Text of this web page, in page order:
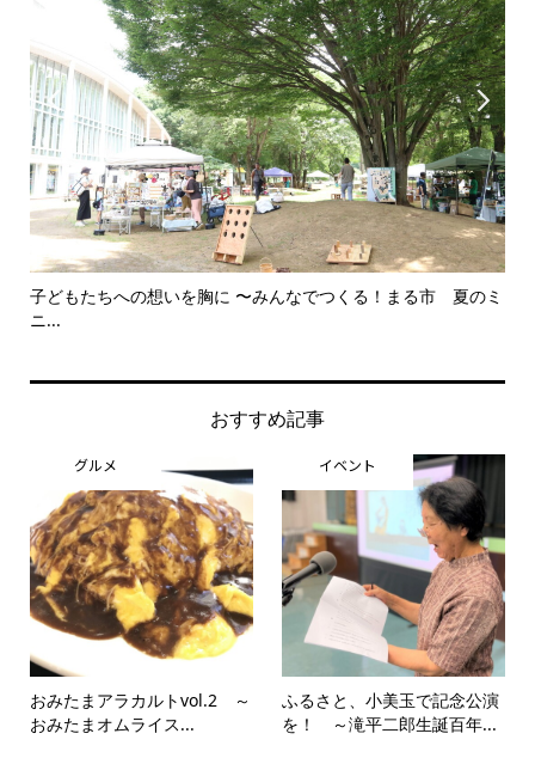

子どもたちへの想いを胸に 〜みんなでつくる！まる市 夏のミ
ニ...

おすすめ記事
グルメ
おみたまアラカルトvol.2 ～
おみたまオムライス...
イベント
ふるさと、小美玉で記念公演
を！ ～滝平二郎生誕百年...